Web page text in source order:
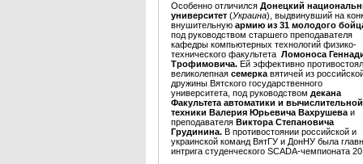
Особенно отличился Донецкий
университет (Украина), выдвинувший на
внушительную армию из 31 молодого
под руководством старшего преподавателя
кафедры компьютерных технологий физико-
технического факультета Ломоноса
Трофимовича. Ей эффективно
великолепная семерка вятичей из
дружины Вятского государственного
университета, под руководством декана
Факультета автоматики и вычислительной
техники Валерия Юрьевича Вахрушева и
преподавателя Виктора Степановича
Грудинина. В противостоянии российской и
украинской команд ВятГУ и ДонНУ была
интрига студенческого SCADA-чемпионата